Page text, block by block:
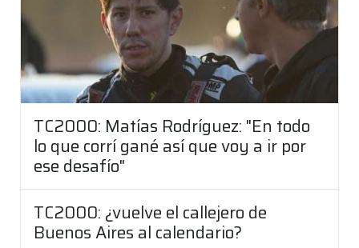
TC2000: Matías Rodríguez: "En todo
lo que corrí gané así que voy a ir por
ese desafío"
TC2000: ¿vuelve el callejero de
Buenos Aires al calendario?